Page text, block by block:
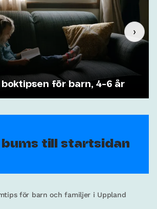
för barn, 4-6 år
›
bums till startsidan
för barn och familjer i Uppland